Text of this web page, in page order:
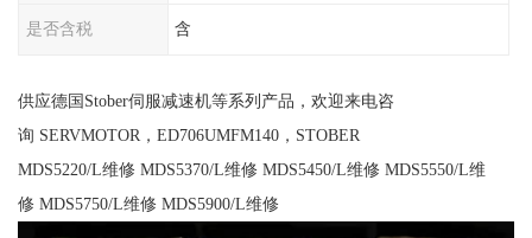
是否含税 含
供应德国Stober伺服减速机等系列产品，欢迎来电咨
询 SERVMOTOR，ED706UMFM140，STOBER
MDS5220/L维修 MDS5370/L维修 MDS5450/L维修 MDS5550/L维
修 MDS5750/L维修 MDS5900/L维修